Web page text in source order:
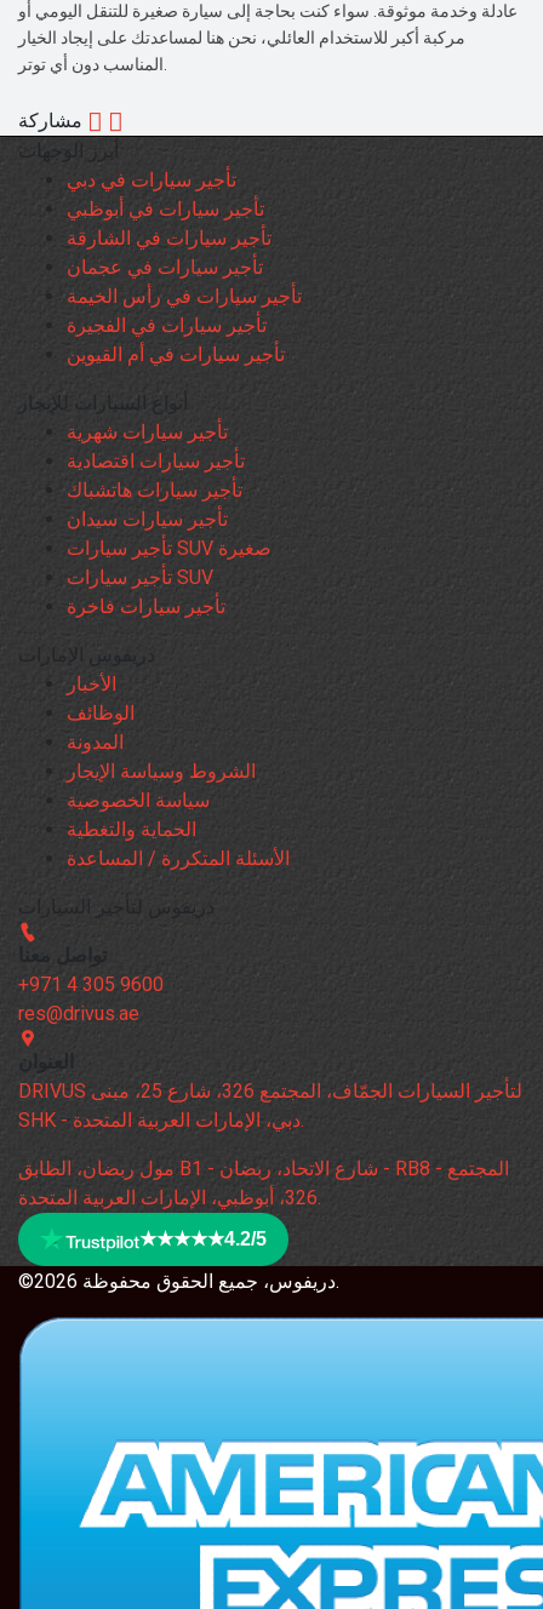
عادلة وخدمة موثوقة. سواء كنت بحاجة إلى سيارة صغيرة للتنقل اليومي أو
مركبة أكبر للاستخدام العائلي، نحن هنا لمساعدتك على إيجاد الخيار
المناسب دون أي توتر.
أبرز الوجهات
تأجير سيارات في دبي
تأجير سيارات في أبوظبي
تأجير سيارات في الشارقة
تأجير سيارات في عجمان
تأجير سيارات في رأس الخيمة
تأجير سيارات في الفجيرة
تأجير سيارات في أم القيوين
أنواع السيارات للإيجار
تأجير سيارات شهرية
تأجير سيارات اقتصادية
تأجير سيارات هاتشباك
تأجير سيارات سيدان
تأجير سيارات SUV صغيرة
تأجير سيارات SUV
تأجير سيارات فاخرة
دريفوس الإمارات
الأخبار
الوظائف
المدونة
الشروط وسياسة الإيجار
سياسة الخصوصية
الحماية والتغطية
الأسئلة المتكررة / المساعدة
دريفوس لتأجير السيارات
تواصل معنا
+971 4 305 9600
res@drivus.ae
العنوان
DRIVUS لتأجير السيارات الجمّاف، المجتمع 326، شارع 25، مبنى
SHK - دبي، الإمارات العربية المتحدة.
مول ربضان، الطابق B1 - شارع الاتحاد، ربضان - RB8 - المجتمع
326، أبوظبي، الإمارات العربية المتحدة.
★★★★★4.2/5
©2026 دريفوس، جميع الحقوق محفوظة.